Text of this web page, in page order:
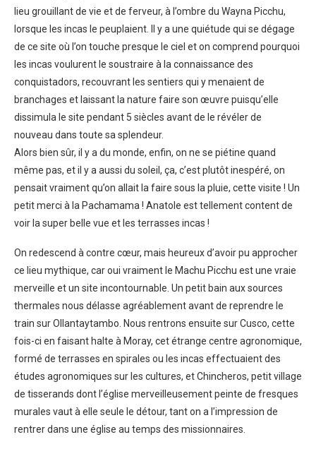
lieu grouillant de vie et de ferveur, à l’ombre du Wayna Picchu,
lorsque les incas le peuplaient. Il y a une quiétude qui se dégage
de ce site où l’on touche presque le ciel et on comprend pourquoi
les incas voulurent le soustraire à la connaissance des
conquistadors, recouvrant les sentiers qui y menaient de
branchages et laissant la nature faire son œuvre puisqu’elle
dissimula le site pendant 5 siècles avant de le révéler de
nouveau dans toute sa splendeur.
Alors bien sûr, il y a du monde, enfin, on ne se piétine quand
même pas, et il y a aussi du soleil, ça, c’est plutôt inespéré, on
pensait vraiment qu’on allait la faire sous la pluie, cette visite ! Un
petit merci à la Pachamama ! Anatole est tellement content de
voir la super belle vue et les terrasses incas !
On redescend à contre cœur, mais heureux d’avoir pu approcher
ce lieu mythique, car oui vraiment le Machu Picchu est une vraie
merveille et un site incontournable. Un petit bain aux sources
thermales nous délasse agréablement avant de reprendre le
train sur Ollantaytambo. Nous rentrons ensuite sur Cusco, cette
fois-ci en faisant halte à Moray, cet étrange centre agronomique,
formé de terrasses en spirales ou les incas effectuaient des
études agronomiques sur les cultures, et Chincheros, petit village
de tisserands dont l’église merveilleusement peinte de fresques
murales vaut à elle seule le détour, tant on a l’impression de
rentrer dans une église au temps des missionnaires.